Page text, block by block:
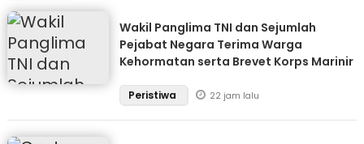
Wakil Panglima TNI dan Sejumlah
Pejabat Negara Terima Warga
Kehormatan serta Brevet Korps Marinir
Peristiwa 22 jam lalu